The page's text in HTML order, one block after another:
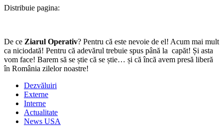
Distribuie pagina:
De ce Ziarul Operativ? Pentru că este nevoie de el! Acum mai mult
ca niciodată! Pentru că adevărul trebuie spus până la capăt! Și asta
vom face! Barem să se știe că se știe… și că încă avem presă liberă
în România zilelor noastre!
Dezvăluiri
Externe
Interne
Actualitate
News USA